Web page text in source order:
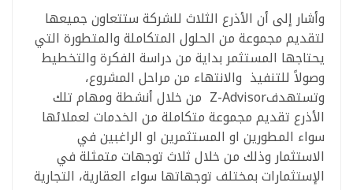
وأشار إلى أن الأذرع الثلاث للشركة ستتعاون جميعها
لتقديم مجموعة من الحلول المتكاملة والمتطورة التي
يحتاجها المستثمر بداية من دراسة الفكرة والتخطيط
وصولاً للتنفيذ والانتهاء من مراحل المشروع،
وتستهدفZ-Advisor من خلال أنشطة ومهام تلك
الأذرع تقديم مجموعة متكاملة من الخدمات لعملائها
سواء المطورين او المستثمرين او الراغبين في
الاستثمار وذلك من خلال ثلاث توجهات متمثلة في
الإستثمارات بمختلف توجهاتها سواء العقارية، التجارية